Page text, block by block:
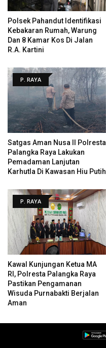
Polsek Pahandut Identifikasi
Kebakaran Rumah, Warung
Dan 8 Kamar Kos Di Jalan
R.A. Kartini
P. RAYA
Satgas Aman Nusa II Polresta
Palangka Raya Lakukan
Pemadaman Lanjutan
Karhutla Di Kawasan Hiu Putih
P. RAYA
Kawal Kunjungan Ketua MA
RI, Polresta Palangka Raya
Pastikan Pengamanan
Wisuda Purnabakti Berjalan
Aman